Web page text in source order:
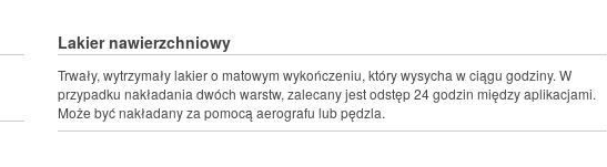
Lakier nawierzchniowy
Trwały, wytrzymały lakier o matowym wykończeniu, który wysycha w ciągu godziny. W
przypadku nakładania dwóch warstw, zalecany jest odstęp 24 godzin między aplikacjami.
Może być nakładany za pomocą aerografu lub pędzla.